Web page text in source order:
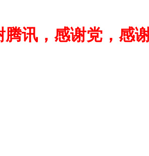
讯，感谢党，感